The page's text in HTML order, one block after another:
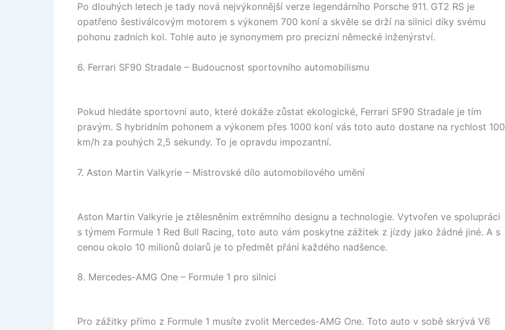
Po dlouhých letech je tady nová nejvýkonnější verze legendárního Porsche 911. GT2 RS je
opatřeno šestiválcovým motorem s výkonem 700 koní a skvěle se drží na silnici díky svému
pohonu zadních kol. Tohle auto je synonymem pro precizní německé inženýrství.
6. Ferrari SF90 Stradale – Budoucnost sportovního automobilismu
Pokud hledáte sportovní auto, které dokáže zůstat ekologické, Ferrari SF90 Stradale je tím
pravým. S hybridním pohonem a výkonem přes 1000 koní vás toto auto dostane na rychlost 100
km/h za pouhých 2,5 sekundy. To je opravdu impozantní.
7. Aston Martin Valkyrie – Mistrovské dílo automobilového umění
Aston Martin Valkyrie je ztělesněním extrémního designu a technologie. Vytvořen ve spolupráci
s týmem Formule 1 Red Bull Racing, toto auto vám poskytne zážitek z jízdy jako žádné jiné. A s
cenou okolo 10 milionů dolarů je to předmět přání každého nadšence.
8. Mercedes-AMG One – Formule 1 pro silnici
Pro zážitky přímo z Formule 1 musíte zvolit Mercedes-AMG One. Toto auto v sobě skrývá V6